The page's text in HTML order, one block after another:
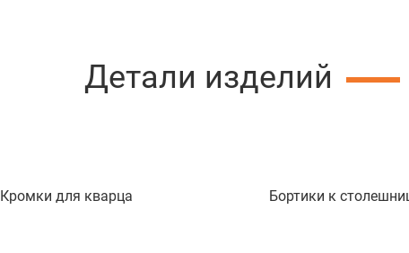
Детали изделий
Кромки для кварца Бортики к